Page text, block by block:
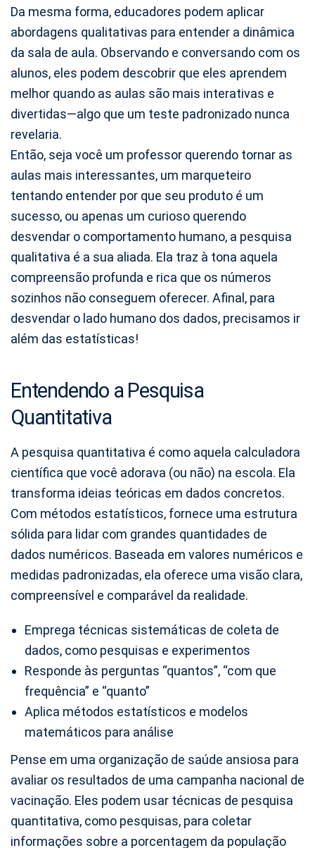
Da mesma forma, educadores podem aplicar
abordagens qualitativas para entender a dinâmica
da sala de aula. Observando e conversando com os
alunos, eles podem descobrir que eles aprendem
melhor quando as aulas são mais interativas e
divertidas—algo que um teste padronizado nunca
revelaria.
Então, seja você um professor querendo tornar as
aulas mais interessantes, um marqueteiro
tentando entender por que seu produto é um
sucesso, ou apenas um curioso querendo
desvendar o comportamento humano, a pesquisa
qualitativa é a sua aliada. Ela traz à tona aquela
compreensão profunda e rica que os números
sozinhos não conseguem oferecer. Afinal, para
desvendar o lado humano dos dados, precisamos ir
além das estatísticas!
Entendendo a Pesquisa
Quantitativa
A pesquisa quantitativa é como aquela calculadora
científica que você adorava (ou não) na escola. Ela
transforma ideias teóricas em dados concretos.
Com métodos estatísticos, fornece uma estrutura
sólida para lidar com grandes quantidades de
dados numéricos. Baseada em valores numéricos e
medidas padronizadas, ela oferece uma visão clara,
compreensível e comparável da realidade.
Emprega técnicas sistemáticas de coleta de
dados, como pesquisas e experimentos
Responde às perguntas “quantos”, “com que
frequência” e “quanto”
Aplica métodos estatísticos e modelos
matemáticos para análise
Pense em uma organização de saúde ansiosa para
avaliar os resultados de uma campanha nacional de
vacinação. Eles podem usar técnicas de pesquisa
quantitativa, como pesquisas, para coletar
informações sobre a porcentagem da população